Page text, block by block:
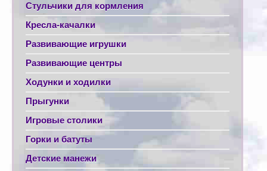
Стульчики для кормления
Кресла-качалки
Развивающие игрушки
Развивающие центры
Ходунки и ходилки
Прыгунки
Игровые столики
Горки и батуты
Детские манежи